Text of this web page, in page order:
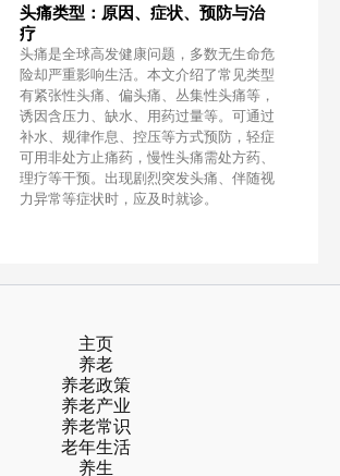
头痛类型：原因、症状、预防与治
疗
头痛是全球高发健康问题，多数无生命危
险却严重影响生活。本文介绍了常见类型
有紧张性头痛、偏头痛、丛集性头痛等，
诱因含压力、缺水、用药过量等。可通过
补水、规律作息、控压等方式预防，轻症
可用非处方止痛药，慢性头痛需处方药、
理疗等干预。出现剧烈突发头痛、伴随视
力异常等症状时，应及时就诊。
主页
养老
养老政策
养老产业
养老常识
老年生活
养生